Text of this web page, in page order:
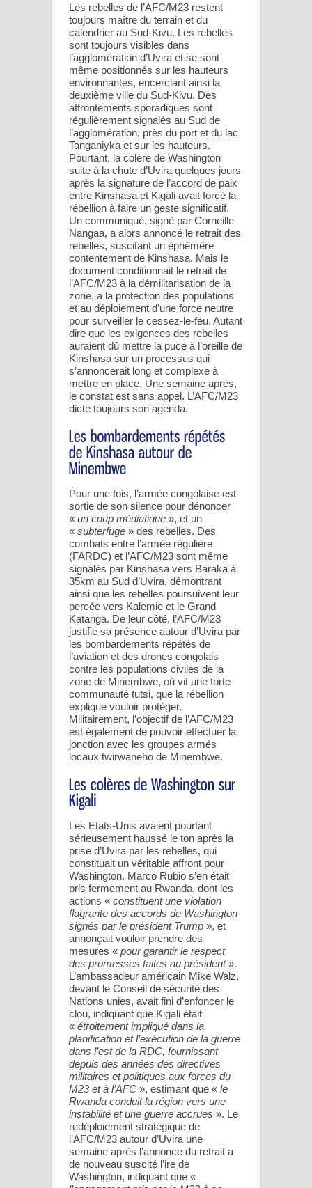
Les rebelles de l’AFC/M23 restent
toujours maître du terrain et du
calendrier au Sud-Kivu. Les rebelles
sont toujours visibles dans
l’agglomération d’Uvira et se sont
même positionnés sur les hauteurs
environnantes, encerclant ainsi la
deuxième ville du Sud-Kivu. Des
affrontements sporadiques sont
régulièrement signalés au Sud de
l’agglomération, près du port et du lac
Tanganiyka et sur les hauteurs.
Pourtant, la colère de Washington
suite à la chute d’Uvira quelques jours
après la signature de l’accord de paix
entre Kinshasa et Kigali avait forcé la
rébellion à faire un geste significatif.
Un communiqué, signé par Corneille
Nangaa, a alors annoncé le retrait des
rebelles, suscitant un éphémère
contentement de Kinshasa. Mais le
document conditionnait le retrait de
l’AFC/M23 à la démilitarisation de la
zone, à la protection des populations
et au déploiement d’une force neutre
pour surveiller le cessez-le-feu. Autant
dire que les exigences des rebelles
auraient dû mettre la puce à l’oreille de
Kinshasa sur un processus qui
s’annoncerait long et complexe à
mettre en place. Une semaine après,
le constat est sans appel. L’AFC/M23
dicte toujours son agenda.
Pour une fois, l’armée congolaise est
sortie de son silence pour dénoncer
« un coup médiatique », et un
« subterfuge » des rebelles. Des
combats entre l’armée régulière
(FARDC) et l’AFC/M23 sont même
signalés par Kinshasa vers Baraka à
35km au Sud d’Uvira, démontrant
ainsi que les rebelles poursuivent leur
percée vers Kalemie et le Grand
Katanga. De leur côté, l’AFC/M23
justifie sa présence autour d’Uvira par
les bombardements répétés de
l’aviation et des drones congolais
contre les populations civiles de la
zone de Minembwe, où vit une forte
communauté tutsi, que la rébellion
explique vouloir protéger.
Militairement, l’objectif de l’AFC/M23
est également de pouvoir effectuer la
jonction avec les groupes armés
locaux twirwaneho de Minembwe.
Les Etats-Unis avaient pourtant
sérieusement haussé le ton après la
prise d’Uvira par les rebelles, qui
constituait un véritable affront pour
Washington. Marco Rubio s’en était
pris fermement au Rwanda, dont les
actions « constituent une violation
flagrante des accords de Washington
signés par le président Trump », et
annonçait vouloir prendre des
mesures « pour garantir le respect
des promesses faites au président».
L’ambassadeur américain Mike Walz,
devant le Conseil de sécurité des
Nations unies, avait fini d’enfoncer le
clou, indiquant que Kigali était
« étroitement impliqué dans la
planification et l’exécution de la guerre
dans l’est de la RDC, fournissant
depuis des années des directives
militaires et politiques aux forces du
M23 et à l’AFC », estimant que « le
Rwanda conduit la région vers une
instabilité et une guerre accrues ». Le
redéploiement stratégique de
l’AFC/M23 autour d’Uvira une
semaine après l’annonce du retrait a
de nouveau suscité l’ire de
Washington, indiquant que «